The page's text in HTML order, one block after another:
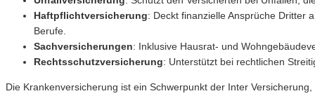
Haftpflichtversicherung: Deckt finanzielle Ansprüche Dritter
Berufe.
Sachversicherungen: Inklusive Hausrat- und
Rechtsschutzversicherung: Unterstützt bei rechtlichen
Die Krankenversicherung ist ein Schwerpunkt der Inter